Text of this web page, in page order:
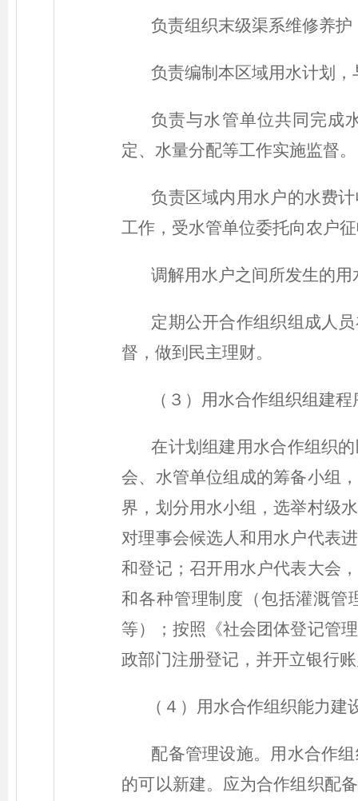
负责组织末级渠系维修养
负责编制本区域用水计划
负责与水管单位共同完成
定、水量分配等工作实施监督。
负责区域内用水户的水费
工作，受水管单位委托向农户
调解用水户之间所发生的
定期公开合作组织组成人
督，做到民主理财。
（３）用水合作组织组建程
在计划组建用水合作组织
会、水管单位组成的筹备小组
界，划分用水小组，选举村级
对理事会候选人和用水户代表
和登记；召开用水户代表大会
和各种管理制度（包括灌溉管
等）；按照《社会团体登记管
政部门注册登记，并开立银行
（４）用水合作组织能力建
配备管理设施。用水合作
的可以新建。应为合作组织配